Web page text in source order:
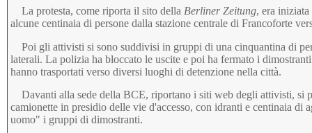
La protesta, come riporta il sito della Berliner Zeitung, era
alcune centinaia di persone dalla stazione centrale di Francoforte
Poi gli attivisti si sono suddivisi in gruppi di una cinquantina di
laterali. La polizia ha bloccato le uscite e poi ha fermato i
hanno trasportati verso diversi luoghi di detenzione nella città.
Davanti alla sede della BCE, riportano i siti web degli attivisti, si
camionette in presidio delle vie d'accesso, con idranti e centinaia di
uomo" i gruppi di dimostranti.